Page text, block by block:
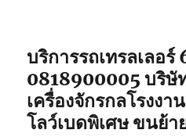
บริการรถเทรลเลอร์
0818900005 บริษั
เครื่องจักรกลโรงง
โลว์เบดพิเศษ ขนย้า